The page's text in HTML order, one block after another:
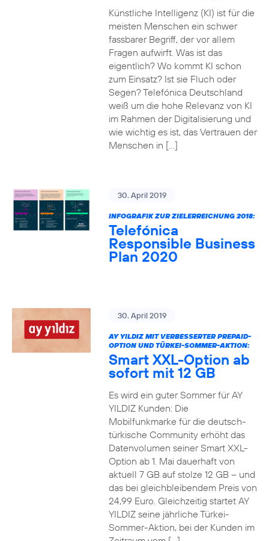
Künstliche Intelligenz (KI) ist für die
meisten Menschen ein schwer
fassbarer Begriff, der vor allem
Fragen aufwirft. Was ist das
eigentlich? Wo kommt KI schon
zum Einsatz? Ist sie Fluch oder
Segen? Telefónica Deutschland
weiß um die hohe Relevanz von KI
im Rahmen der Digitalisierung und
wie wichtig es ist, das Vertrauen der
Menschen in […]
30. April 2019
INFOGRAFIK ZUR ZIELERREICHUNG 2018:
Telefónica
Responsible Business
Plan 2020
30. April 2019
AY YILDIZ MIT VERBESSERTER PREPAID-
OPTION UND TÜRKEI-SOMMER-AKTION:
Smart XXL-Option ab
sofort mit 12 GB
Es wird ein guter Sommer für AY
YILDIZ Kunden: Die
Mobilfunkmarke für die deutsch-
türkische Community erhöht das
Datenvolumen seiner Smart XXL-
Option ab 1. Mai dauerhaft von
aktuell 7 GB auf stolze 12 GB – und
das bei gleichbleibendem Preis von
24,99 Euro. Gleichzeitig startet AY
YILDIZ seine jährliche Türkei-
Sommer-Aktion, bei der Kunden im